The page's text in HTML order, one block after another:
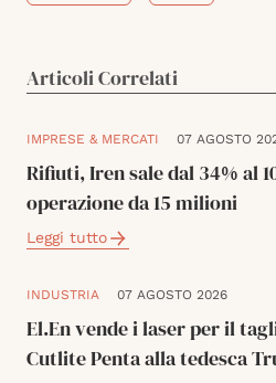
Articoli Correlati
IMPRESE & MERCATI 07 AGOSTO
Rifiuti, Iren sale dal 34% al
operazione da 15 milioni
Leggi tutto
INDUSTRIA 07 AGOSTO 2026
El.En vende i laser per il
Cutlite Penta alla tedesca